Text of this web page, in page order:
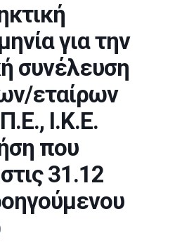
για την
συνέλευση
εταίρων
Ι.Κ.Ε.
που
31.12